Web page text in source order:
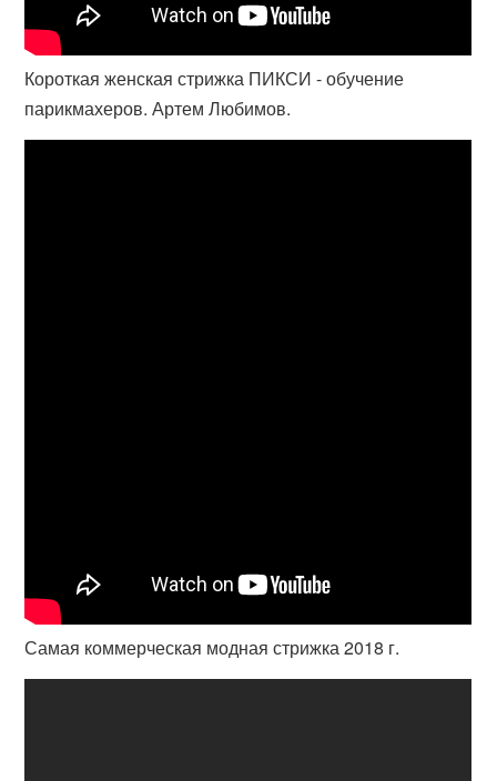
Короткая женская стрижка ПИКСИ - обучение
парикмахеров. Артем Любимов.
Самая коммерческая модная стрижка 2018 г.